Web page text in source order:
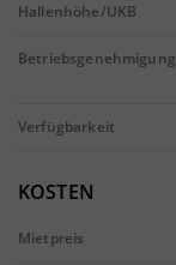
Hallenhöhe/UKB
Betriebsgenehmigung
Verfügbarkeit
KOSTEN
Mietpreis